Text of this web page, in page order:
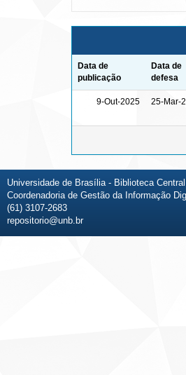
Data de
publicação
Data de
defesa
9-Out-2025 25-Mar-
Universidade de Brasília - Biblioteca Central
Coordenadoria de Gestão da Informação
(61) 3107-2683
repositorio@unb.br